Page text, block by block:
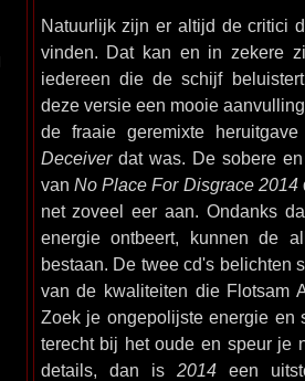
Natuurlijk zijn er altijd de critici
vinden. Dat kan en in zekere
iedereen die de schijf
deze versie een mooie
de fraaie geremixte
Deceiverdat was. De sobere
van No Place For Disgrace 2014
net zoveel eer aan. Ondanks
energie ontbeert, kunnen de
bestaan. De twee cd's belichten
van de kwaliteiten die Flotsam
Zoek je ongepolijste energie en
terecht bij het oude en speur je
details, dan is 2014een